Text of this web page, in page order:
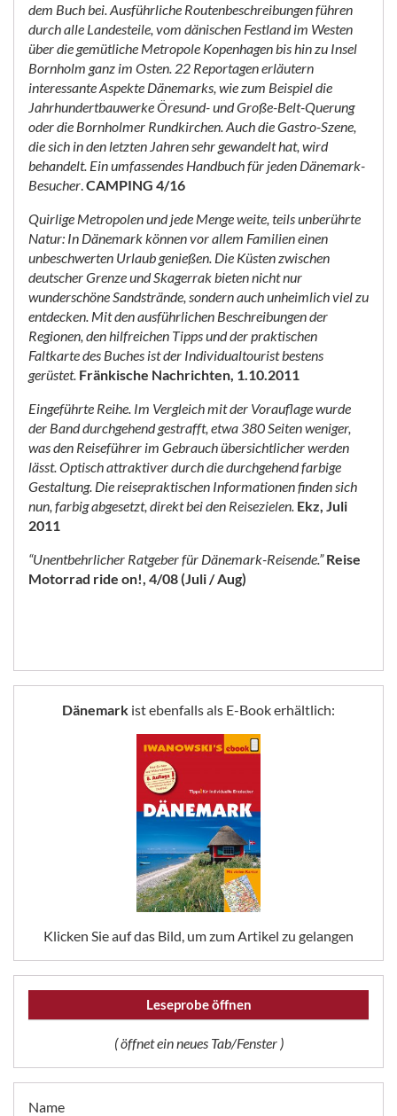
dem Buch bei. Ausführliche Routenbeschreibungen führen
durch alle Landesteile, vom dänischen Festland im Westen
über die gemütliche Metropole Kopenhagen bis hin zu Insel
Bornholm ganz im Osten. 22 Reportagen erläutern
interessante Aspekte Dänemarks, wie zum Beispiel die
Jahrhundertbauwerke Öresund- und Große-Belt-Querung
oder die Bornholmer Rundkirchen. Auch die Gastro-Szene,
die sich in den letzten Jahren sehr gewandelt hat, wird
behandelt. Ein umfassendes Handbuch für jeden Dänemark-
Besucher.CAMPING 4/16
Quirlige Metropolen und jede Menge weite, teils unberührte
Natur: In Dänemark können vor allem Familien einen
unbeschwerten Urlaub genießen. Die Küsten zwischen
deutscher Grenze und Skagerrak bieten nicht nur
wunderschöne Sandstrände, sondern auch unheimlich viel zu
entdecken. Mit den ausführlichen Beschreibungen der
Regionen, den hilfreichen Tipps und der praktischen
Faltkarte des Buches ist der Individualtourist bestens
gerüstet. Fränkische Nachrichten, 1.10.2011
Eingeführte Reihe. Im Vergleich mit der Vorauflage wurde
der Band durchgehend gestrafft, etwa 380 Seiten weniger,
was den Reiseführer im Gebrauch übersichtlicher werden
lässt. Optisch attraktiver durch die durchgehend farbige
Gestaltung. Die reisepraktischen Informationen finden sich
nun, farbig abgesetzt, direkt bei den Reisezielen. Ekz, Juli
2011
“Unentbehrlicher Ratgeber für Dänemark-Reisende.”Reise
Motorrad ride on!, 4/08 (Juli / Aug)
Dänemark ist ebenfalls als E-Book erhältlich:
Klicken Sie auf das Bild, um zum Artikel zu gelangen
Leseprobe öffnen
( öffnet ein neues Tab/Fenster )
Name